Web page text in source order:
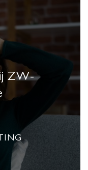
ZW-